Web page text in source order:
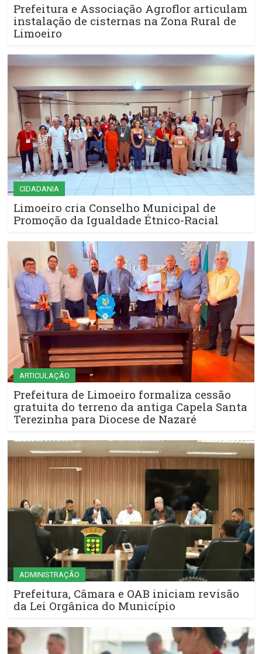
Prefeitura e Associação Agroflor articulam
instalação de cisternas na Zona Rural de
Limoeiro
CIDADANIA
Limoeiro cria Conselho Municipal de
Promoção da Igualdade Étnico-Racial
ARTICULAÇÃO
Prefeitura de Limoeiro formaliza cessão
gratuita do terreno da antiga Capela Santa
Terezinha para Diocese de Nazaré
ADMINISTRAÇÃO
Prefeitura, Câmara e OAB iniciam revisão
da Lei Orgânica do Município